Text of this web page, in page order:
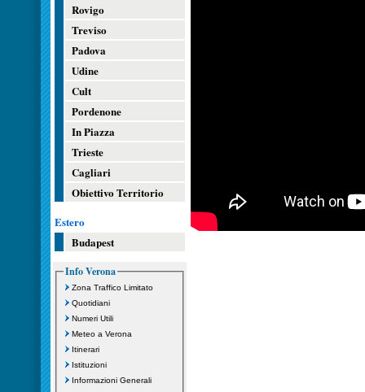
Rovigo
Treviso
Padova
Udine
Cult
Pordenone
In Piazza
Trieste
Cagliari
Obiettivo Territorio
Estero
Budapest
Info Verona
Zona Traffico Limitato
Quotidiani
Numeri Utili
Meteo a Verona
Itinerari
Istituzioni
Informazioni Generali